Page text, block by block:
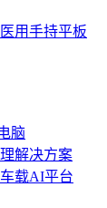
用手持平板
脑
解决方案
载AI平台